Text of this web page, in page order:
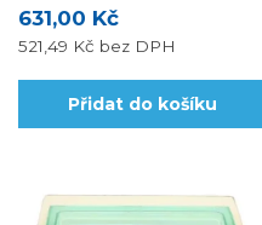
631,00 Kč
521,49 Kč bez DPH
Přidat do košíku